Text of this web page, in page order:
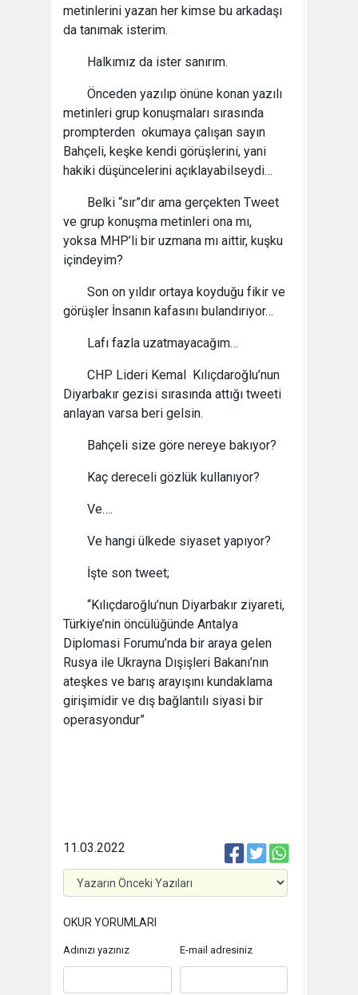
metinlerini yazan her kimse bu arkadaşı
da tanımak isterim.
Halkımız da ister sanırım.
Önceden yazılıp önüne konan yazılı
metinleri grup konuşmaları sırasında
prompterden okumaya çalışan sayın
Bahçeli, keşke kendi görüşlerini, yani
hakiki düşüncelerini açıklayabilseydi…
Belki “sır”dır ama gerçekten Tweet
ve grup konuşma metinleri ona mı,
yoksa MHP’li bir uzmana mı aittir, kuşku
içindeyim?
Son on yıldır ortaya koyduğu fikir ve
görüşler İnsanın kafasını bulandırıyor…
Lafı fazla uzatmayacağım…
CHP Lideri Kemal Kılıçdaroğlu’nun
Diyarbakır gezisi sırasında attığı tweeti
anlayan varsa beri gelsin.
Bahçeli size göre nereye bakıyor?
Kaç dereceli gözlük kullanıyor?
Ve….
Ve hangi ülkede siyaset yapıyor?
İşte son tweet;
“Kılıçdaroğlu’nun Diyarbakır ziyareti,
Türkiye’nin öncülüğünde Antalya
Diplomasi Forumu’nda bir araya gelen
Rusya ile Ukrayna Dışişleri Bakanı’nın
ateşkes ve barış arayışını kundaklama
girişimidir ve dış bağlantılı siyasi bir
operasyondur”
11.03.2022
OKUR YORUMLARI
Adınızı yazınız E-mail adresiniz